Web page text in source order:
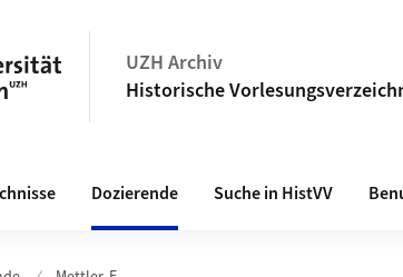
UZH Archiv
Historische
Dozierende Suche in HistVV